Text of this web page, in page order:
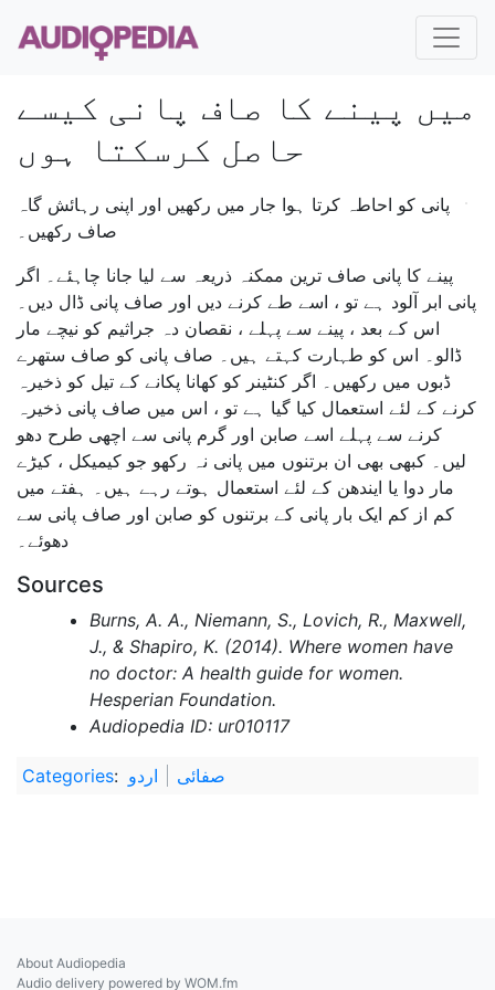
میں پینے کا صاف پانی کیسے
حاصل کرسکتا ہوں
پانی کو احاطہ کرتا ہوا جار میں رکھیں اور اپنی رہائش گاہ
صاف رکھیں۔
پینے کا پانی صاف ترین ممکنہ ذریعہ سے لیا جانا چاہئے۔ اگر
پانی ابر آلود ہے تو ، اسے طے کرنے دیں اور صاف پانی ڈال دیں۔
اس کے بعد ، پینے سے پہلے ، نقصان دہ جراثیم کو نیچے مار
ڈالو۔ اس کو طہارت کہتے ہیں۔ صاف پانی کو صاف ستھرے
ڈبوں میں رکھیں۔ اگر کنٹینر کو کھانا پکانے کے تیل کو ذخیرہ
کرنے کے لئے استعمال کیا گیا ہے تو ، اس میں صاف پانی ذخیرہ
کرنے سے پہلے اسے صابن اور گرم پانی سے اچھی طرح دھو
لیں۔ کبھی بھی ان برتنوں میں پانی نہ رکھو جو کیمیکل ، کیڑے
مار دوا یا ایندھن کے لئے استعمال ہوتے رہے ہیں۔ ہفتے میں
کم از کم ایک بار پانی کے برتنوں کو صابن اور صاف پانی سے
دھوئے۔
Sources
Burns, A. A., Niemann, S., Lovich, R., Maxwell,
J., & Shapiro, K. (2014). Where women have
no doctor: A health guide for women.
Hesperian Foundation.
Audiopedia ID: ur010117
Categories: اردو صفائی
About Audiopedia
Audio delivery powered by WOM.fm